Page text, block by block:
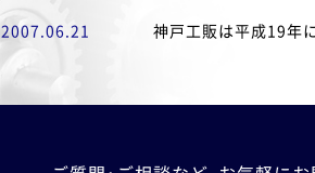
2007.06.21
神戸工販は平成19年